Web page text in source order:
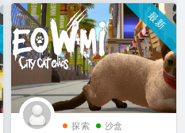
最新
探索 沙盒